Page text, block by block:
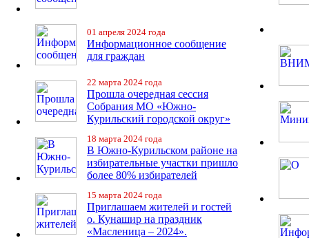
01 апреля 2024 года
Информационное сообщение
для граждан
22 марта 2024 года
Прошла очередная сессия
Собрания МО «Южно-
Курильский городской округ»
18 марта 2024 года
В Южно-Курильском районе на
избирательные участки пришло
более 80% избирателей
15 марта 2024 года
Приглашаем жителей и гостей
о. Кунашир на праздник
«Масленица – 2024».